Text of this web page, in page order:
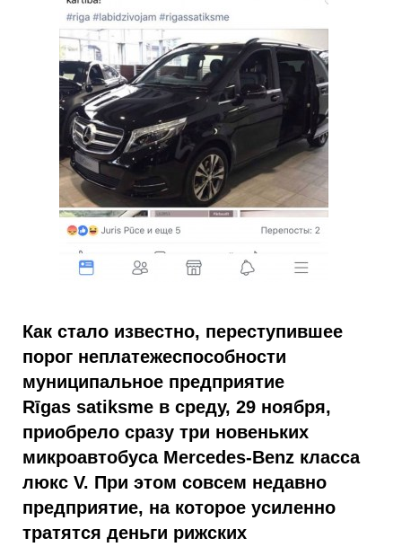
Как стало известно, переступившее
порог неплатежеспособности
муниципальное предприятие
Rīgas satiksme в среду, 29 ноября,
приобрело сразу три новеньких
микроавтобуса Mercedes-Benz класса
люкс V. При этом совсем недавно
предприятие, на которое усиленно
тратятся деньги рижских